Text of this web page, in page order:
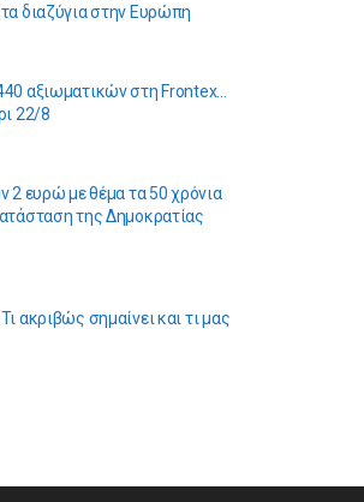
διαζύγια στην Ευρώπη
αξιωματικών στη Frontex…
22/8
2 ευρώ με θέμα τα 50 χρόνια
της Δημοκρατίας
ακριβώς σημαίνει και τι μας